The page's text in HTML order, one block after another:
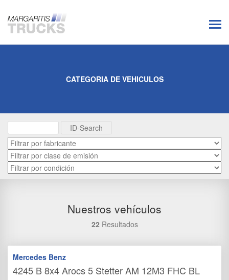
CATEGORIA DE VEHICULOS
Nuestros vehículos
22 Resultados
Mercedes Benz
4245 B 8x4 Arocs 5 Stetter AM 12M3 FHC BL